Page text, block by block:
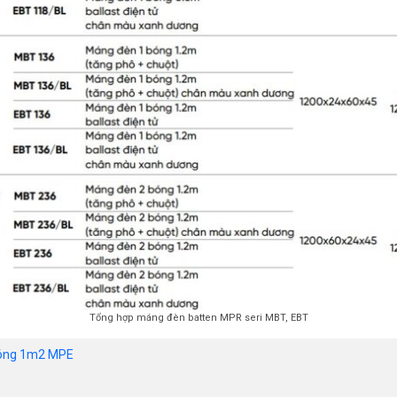
Tổng hợp máng đèn batten MPR seri MBT, EBT
1m2 MPE